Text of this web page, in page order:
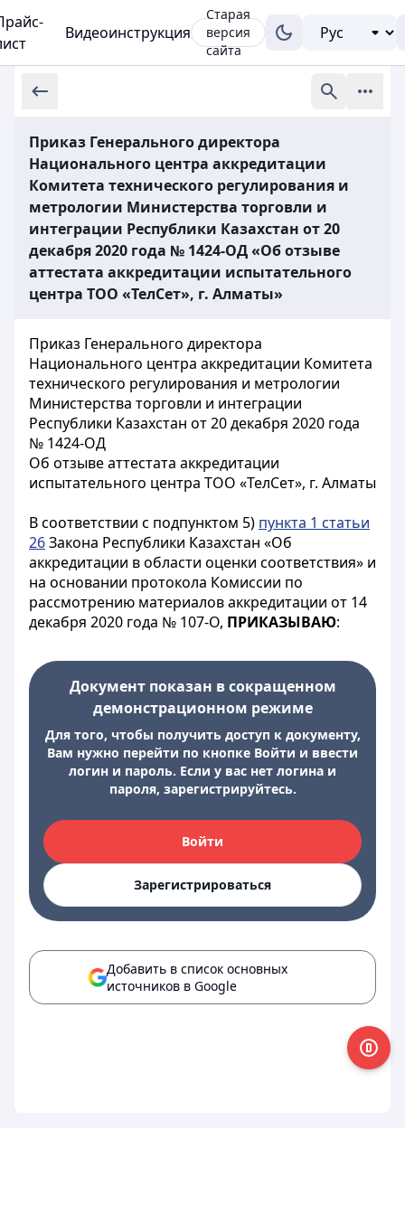
Видеоинструкция
Старая
версия
сайта
Приказ Генерального директора
Национального центра аккредитации
Комитета технического регулирования и
метрологии Министерства торговли и
интеграции Республики Казахстан от 20
декабря 2020 года № 1424-ОД «Об отзыве
аттестата аккредитации испытательного
центра ТОО «ТелСет», г. Алматы»
Приказ Генерального директора
Национального центра аккредитации Комитета
технического регулирования и метрологии
Министерства торговли и интеграции
Республики Казахстан от 20 декабря 2020 года
№ 1424-ОД
Об отзыве аттестата аккредитации
испытательного центра ТОО «ТелСет», г. Алматы
В соответствии с подпунктом 5) пункта 1 статьи
26Закона Республики Казахстан «Об
аккредитации в области оценки соответствия» и
на основании протокола Комиссии по
рассмотрению материалов аккредитации от 14
декабря 2020 года № 107-О, ПРИКАЗЫВАЮ:
Документ показан в сокращенном
демонстрационном режиме
Для того, чтобы получить доступ к документу,
Вам нужно перейти по кнопке Войти и ввести
логин и пароль. Если у вас нет логина и
пароля, зарегистрируйтесь.
Войти
Зарегистрироваться
Добавить в список основных
источников в Google